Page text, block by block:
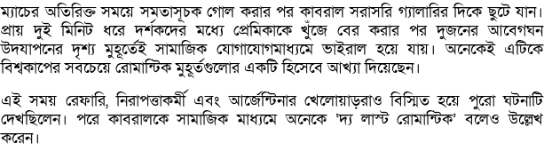
ম্যাচের অতিরিক্ত সময়ে সমতাসূচক গোল করার পর কাবরাল সরাসরি গ্যালারির দিকে ছুটে যান।
প্রায় দুই মিনিট ধরে দর্শকদের মধ্যে প্রেমিকাকে খুঁজে বের করার পর দুজনের আবেগঘন
উদযাপনের দৃশ্য মুহূর্তেই সামাজিক যোগাযোগমাধ্যমে ভাইরাল হয়ে যায়। অনেকেই এটিকে
বিশ্বকাপের সবচেয়ে রোমান্টিক মুহূর্তগুলোর একটি হিসেবে আখ্যা দিয়েছেন।
এই সময় রেফারি, নিরাপত্তাকর্মী এবং আর্জেন্টিনার খেলোয়াড়রাও বিস্মিত হয়ে পুরো ঘটনাটি
দেখছিলেন। পরে কাবরালকে সামাজিক মাধ্যমে অনেকে ‘দ্য লাস্ট রোমান্টিক’ বলেও উল্লেখ
করেন।